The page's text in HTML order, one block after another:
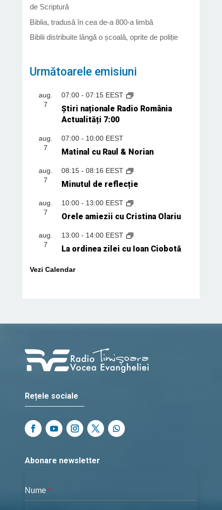
de Scriptură
Biblia, tradusă în cea de-a 800-a limbă
Biblii distribuite lângă o școală, oprite de poliție
Următoarele emisiuni
aug.
7
07:00- 07:15 EEST
Știri naționale Radio România
Actualități 7:00
aug.
7
07:00- 10:00 EEST
Matinal cu Raul & Norian
aug.
7
08:15- 08:16 EEST
Minutul de reflecție
aug.
7
10:00- 13:00 EEST
Orele amiezii cu Cristina Olariu
aug.
7
13:00- 14:00 EEST
La ordinea zilei cu Ioan Ciobotă
Vezi Calendar
Rețele sociale
Abonare newsletter
Nume *